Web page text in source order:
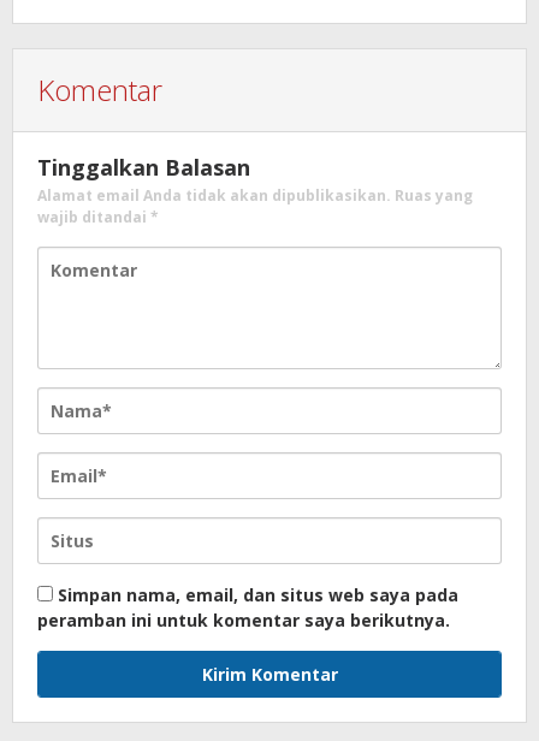
Komentar
Tinggalkan Balasan
Alamat email Anda tidak akan dipublikasikan. Ruas yang
wajib ditandai *
Simpan nama, email, dan situs web saya pada
peramban ini untuk komentar saya berikutnya.